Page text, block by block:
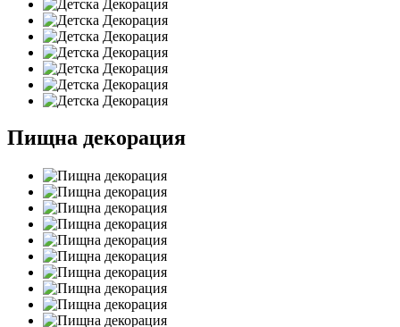
Пищна декорация